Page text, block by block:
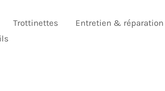
Trottinettes Entretien & réparation